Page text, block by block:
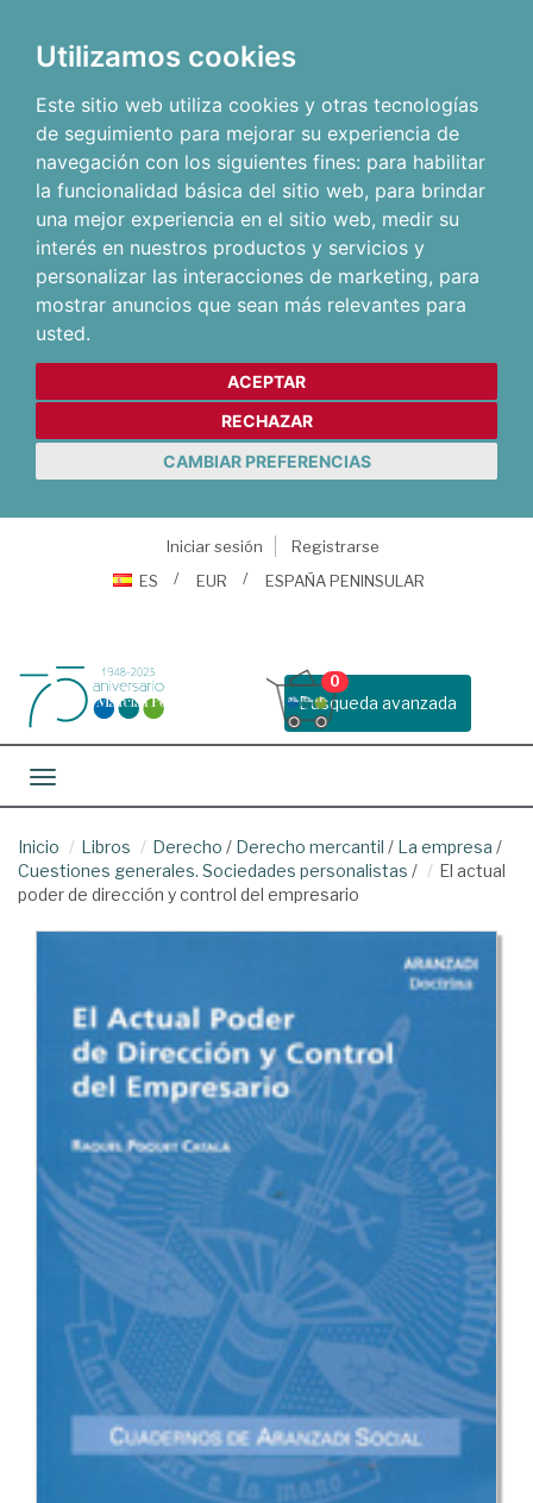
Utilizamos cookies
Este sitio web utiliza cookies y otras tecnologías
de seguimiento para mejorar su experiencia de
navegación con los siguientes fines: para habilitar
la funcionalidad básica del sitio web, para brindar
una mejor experiencia en el sitio web, medir su
interés en nuestros productos y servicios y
personalizar las interacciones de marketing, para
mostrar anuncios que sean más relevantes para
usted.
ACEPTAR
RECHAZAR
CAMBIAR PREFERENCIAS
Iniciar sesión
Registrarse
ES
EUR ESPAÑA PENINSULAR
Busqueda avanzada
0
Toggle navigation
Inicio Libros Derecho / Derecho mercantil / La empresa /
Cuestiones generales. Sociedades personalistas /
El actual
poder de dirección y control del empresario